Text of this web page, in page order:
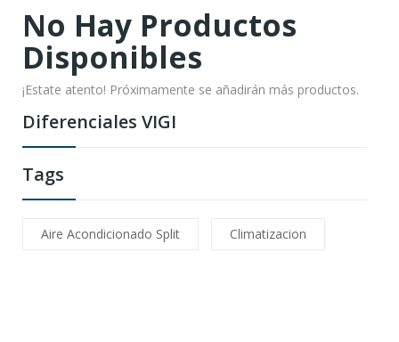
Diferenciales VIGI
Tags
Aire Acondicionado Split Climatizacion
No Hay Productos
Disponibles
¡Estate atento! Próximamente se añadirán más productos.